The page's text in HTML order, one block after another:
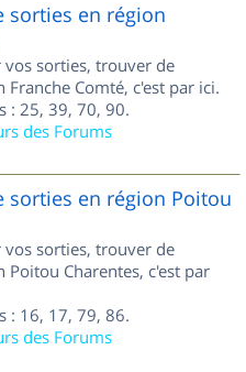
sorties en région
vos sorties, trouver de
Comté, c'est par ici.
: 25, 39, 70, 90.
des Forums
sorties en région Poitou
vos sorties, trouver de
Charentes, c'est par
: 16, 17, 79, 86.
des Forums